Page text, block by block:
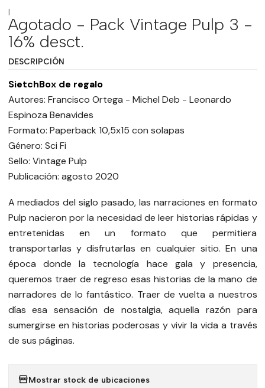
|
Agotado - Pack Vintage Pulp 3 -
16% desct.
DESCRIPCIÓN
SietchBox de regalo
Autores: Francisco Ortega - Michel Deb - Leonardo
Espinoza Benavides
Formato: Paperback 10,5x15 con solapas
Género: Sci Fi
Sello: Vintage Pulp
Publicación: agosto 2020
A mediados del siglo pasado, las narraciones en formato
Pulp nacieron por la necesidad de leer historias rápidas y
entretenidas en un formato que permitiera
transportarlas y disfrutarlas en cualquier sitio. En una
época donde la tecnología hace gala y presencia,
queremos traer de regreso esas historias de la mano de
narradores de lo fantástico. Traer de vuelta a nuestros
días esa sensación de nostalgia, aquella razón para
sumergirse en historias poderosas y vivir la vida a través
de sus páginas.
Mostrar stock de ubicaciones